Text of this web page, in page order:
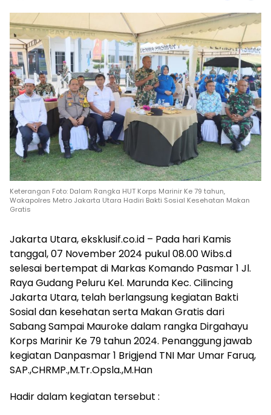
Keterangan Foto: Dalam Rangka HUT Korps Marinir Ke 79 tahun,
Wakapolres Metro Jakarta Utara Hadiri Bakti Sosial Kesehatan Makan
Gratis
Jakarta Utara, eksklusif.co.id – Pada hari Kamis
tanggal, 07 November 2024 pukul 08.00 Wibs.d
selesai bertempat di Markas Komando Pasmar 1 Jl.
Raya Gudang Peluru Kel. Marunda Kec. Cilincing
Jakarta Utara, telah berlangsung kegiatan Bakti
Sosial dan kesehatan serta Makan Gratis dari
Sabang Sampai Mauroke dalam rangka Dirgahayu
Korps Marinir Ke 79 tahun 2024. Penanggung jawab
kegiatan Danpasmar 1 Brigjend TNI Mar Umar Faruq,
SAP.,CHRMP.,M.Tr.Opsla.,M.Han
Hadir dalam kegiatan tersebut :